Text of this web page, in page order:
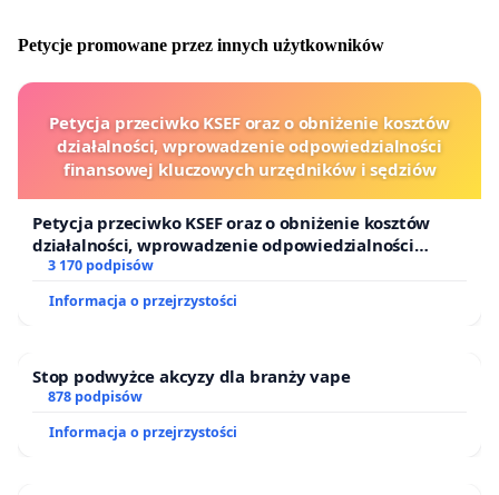
Ponadto dietetyk może udzielać informacji pacjentom o
środkach spożywczych specjalnego przeznaczenia
żywieniowego.
Zdecydowanie należyzwiększyć rolę profilaktyki i
edukacji zdrowotnej
, by znane powiedzenie „Lepiej
zapobiegać niż leczyć” wdrożyć w życie. Istnieje wiele
chorób spowodowanych niewłaściwą dietą, dlatego
oczywiste jest wdrożenie działań profilaktycznych.
Działając wśród różnych grup społeczeństwa możemy
rozwoju wielu zagrożeń związanych ze zdrowiem.
ogólnodostępnej porady dietetycznej i edukacji
Petycje promowane przez innych użytkowników
Petycja przeciwko KSEF oraz o obniżenie kosztów
działalności, wprowadzenie odpowiedzialności
finansowej kluczowych urzędników i sędziów
Petycja przeciwko KSEF oraz o obniżenie kosztów
działalności, wprowadzenie odpowiedzialności
finansowej kluczowych urzędników i sędziów
3 170 podpisów
Informacja o przejrzystości
Stop podwyżce akcyzy dla branży vape
878 podpisów
Informacja o przejrzystości